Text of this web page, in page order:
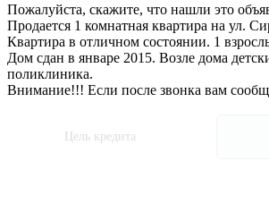
Пожалуйста, скажите, что нашли это
Продается 1 комнатная квартира на ул.
Квартира в отличном состоянии. 1
Дом сдан в январе 2015. Возле дома
поликлиника.
Внимание!!! Если после звонка вам
Цель кредита